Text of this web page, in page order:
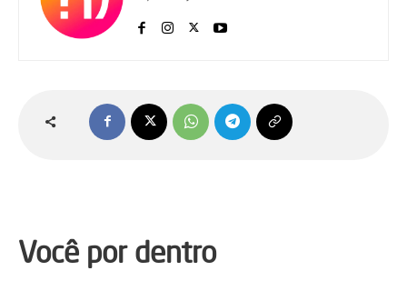
Você por dentro